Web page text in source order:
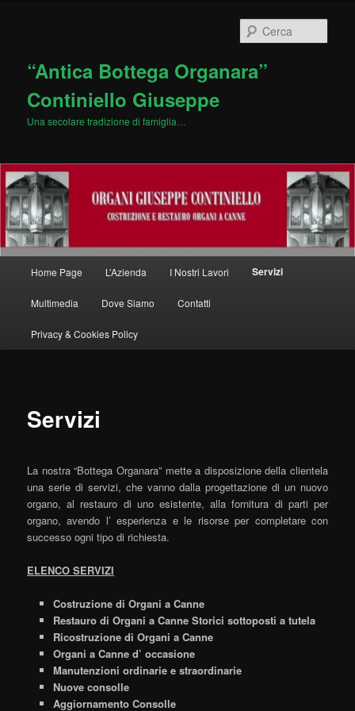
“Antica Bottega Organara”
Continiello Giuseppe
Una secolare tradizione di famiglia…
Home Page L’Azienda I Nostri Lavori Servizi
Multimedia Dove Siamo Contatti
Privacy & Cookies Policy
Servizi
La nostra “Bottega Organara” mette a disposizione della clientela
una serie di servizi, che vanno dalla progettazione di un nuovo
organo, al restauro di uno esistente, alla fornitura di parti per
organo, avendo l’ esperienza e le risorse per completare con
successo ogni tipo di richiesta.
ELENCO SERVIZI
Costruzione di Organi a Canne
Restauro di Organi a Canne Storici sottoposti a tutela
Ricostruzione di Organi a Canne
Organi a Canne d’ occasione
Manutenzioni ordinarie e straordinarie
Nuove consolle
Aggiornamento Consolle